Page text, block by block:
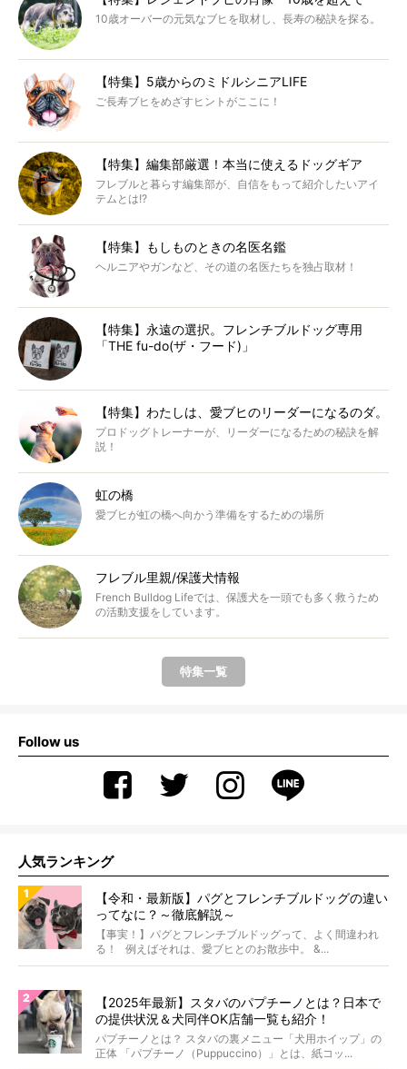
10歳オーバーの元気なブヒを取材し、長寿の秘訣を探る。
【特集】5歳からのミドルシニアLIFE
ご長寿ブヒをめざすヒントがここに！
【特集】編集部厳選！本当に使えるドッグギア
フレブルと暮らす編集部が、自信をもって紹介したいアイ
テムとは!?
【特集】もしものときの名医名鑑
ヘルニアやガンなど、その道の名医たちを独占取材！
【特集】永遠の選択。フレンチブルドッグ専用
「THE fu-do(ザ・フード)」
【特集】わたしは、愛ブヒのリーダーになるのダ。
プロドッグトレーナーが、リーダーになるための秘訣を解
説！
虹の橋
愛ブヒが虹の橋へ向かう準備をするための場所
フレブル里親/保護犬情報
French Bulldog Lifeでは、保護犬を一頭でも多く救うため
の活動支援をしています。
特集一覧
Follow us
人気ランキング
【令和・最新版】パグとフレンチブルドッグの違い
ってなに？～徹底解説～
【事実！】パグとフレンチブルドッグって、よく間違われ
る！ 例えばそれは、愛ブヒとのお散歩中。 &...
【2025年最新】スタバのパプチーノとは？日本で
の提供状況＆犬同伴OK店舗一覧も紹介！
パプチーノとは？ スタバの裏メニュー「犬用ホイップ」の
正体 「パプチーノ（Puppuccino）」とは、紙コッ...